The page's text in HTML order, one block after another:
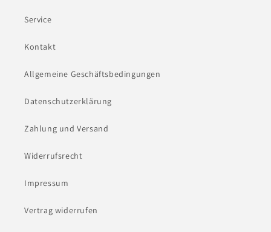
Service
Kontakt
Allgemeine Geschäftsbedingungen
Datenschutzerklärung
Zahlung und Versand
Widerrufsrecht
Impressum
Vertrag widerrufen